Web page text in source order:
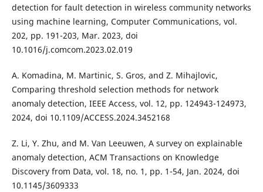
detection for fault detection in wireless community networks
using machine learning, Computer Communications, vol.
202, pp. 191-203, Mar. 2023, doi
10.1016/j.comcom.2023.02.019
A. Komadina, M. Martinic, S. Gros, and Z. Mihajlovic,
Comparing threshold selection methods for network
anomaly detection, IEEE Access, vol. 12, pp. 124943-124973,
2024, doi 10.1109/ACCESS.2024.3452168
Z. Li, Y. Zhu, and M. Van Leeuwen, A survey on explainable
anomaly detection, ACM Transactions on Knowledge
Discovery from Data, vol. 18, no. 1, pp. 1-54, Jan. 2024, doi
10.1145/3609333